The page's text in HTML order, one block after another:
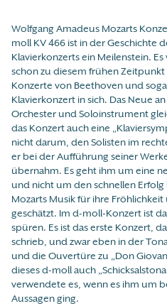
Wolfgang Amadeus Mozarts
moll KV 466 ist in der Geschichte
Klavierkonzerts ein Meilenstein.
schon zu diesem frühen
Konzerte von Beethoven und
Klavierkonzert in sich. Das Neue
Orchester und Soloinstrument
das Konzert auch eine
nicht darum, den Solisten im
er bei der Aufführung seiner
übernahm. Es geht ihm um eine
und nicht um den schnellen
Mozarts Musik für ihre
geschätzt. Im d-moll-Konzert ist
spüren. Es ist das erste Konzert,
schrieb, und zwar eben in der
und die Ouvertüre zu „Don
dieses d-moll auch
verwendete es, wenn es ihm um
Aussagen ging.